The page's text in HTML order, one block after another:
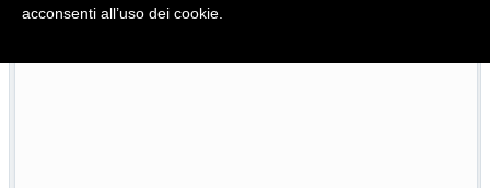
acconsenti all’uso dei cookie.